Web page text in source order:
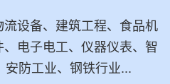
设备、建筑工程、食品机
电子电工、仪器仪表、智
防工业、钢铁行业...